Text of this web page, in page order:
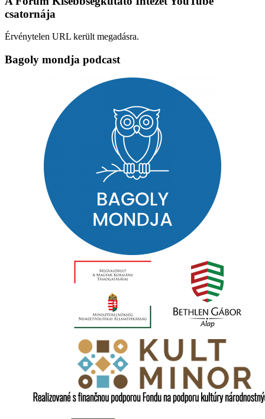
csatornája
Érvénytelen URL került megadásra.
Bagoly mondja podcast